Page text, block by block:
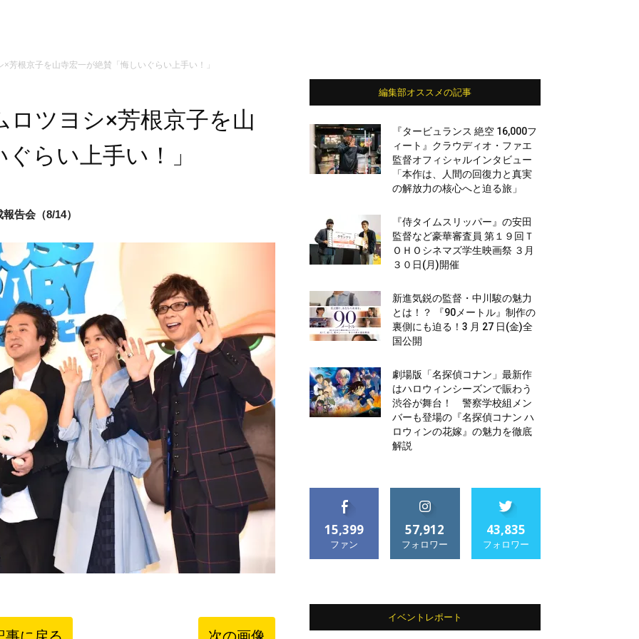
芳根京子を山寺宏一が絶賛「悔しいぐらい上手い！」
ツヨシ×芳根京子を山
らい上手い！」
告会（8/14）
編集部オススメの記事
『タービュランス 絶空 16,000フ
ィート』クラウディオ・ファエ
監督オフィシャルインタビュー
「本作は、人間の回復力と真実
の解放力の核心へと迫る旅」
『侍タイムスリッパー』の安田
監督など豪華審査員 第１９回Ｔ
ＯＨＯシネマズ学生映画祭 ３月
３０日(月)開催
新進気鋭の監督・中川駿の魅力
とは！？ 『90メートル』制作の
裏側にも迫る！3 月 27 日(金)全
国公開
劇場版「名探偵コナン」最新作
はハロウィンシーズンで賑わう
渋谷が舞台！ 警察学校組メン
バーも登場の『名探偵コナン ハ
ロウィンの花嫁』の魅力を徹底
解説
15,399
ファン
57,912
フォロワー
43,835
フォロワー
イベントレポート